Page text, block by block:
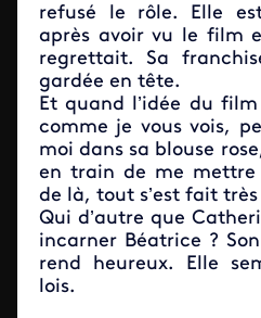
refusé le rôle. Elle
après avoir vu le film
regrettait. Sa
gardée en tête.
Et quand l’idée du
comme je vous vois,
moi dans sa blouse
en train de me
de là, tout s’est fait
Qui d’autre que
incarner Béatrice ?
rend heureux. Elle
lois.